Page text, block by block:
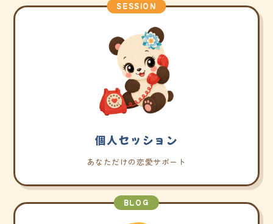
SESSION
個人セッション
あなただけの恋愛サポート
BLOG